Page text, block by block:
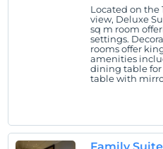
En erken saat 14:00 ve
En geç saat 12:00 ve öncesi
Odalarda sigara içilmez
Located on the
view, Deluxe
sq m room
settings.
rooms offer
amenities
dining table for
table with
TV for 4 to 6